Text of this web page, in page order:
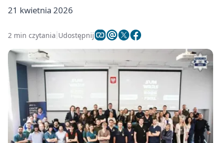
21 kwietnia 2026
2 min czytania Udostępnij